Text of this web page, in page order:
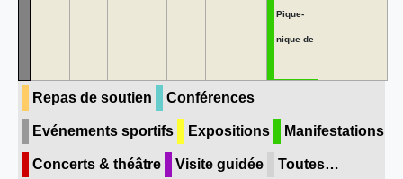
Pique-
nique de
...
Repas de soutien Conférences
Evénements sportifs Expositions Manifestations
Concerts & théâtre Visite guidée Toutes…